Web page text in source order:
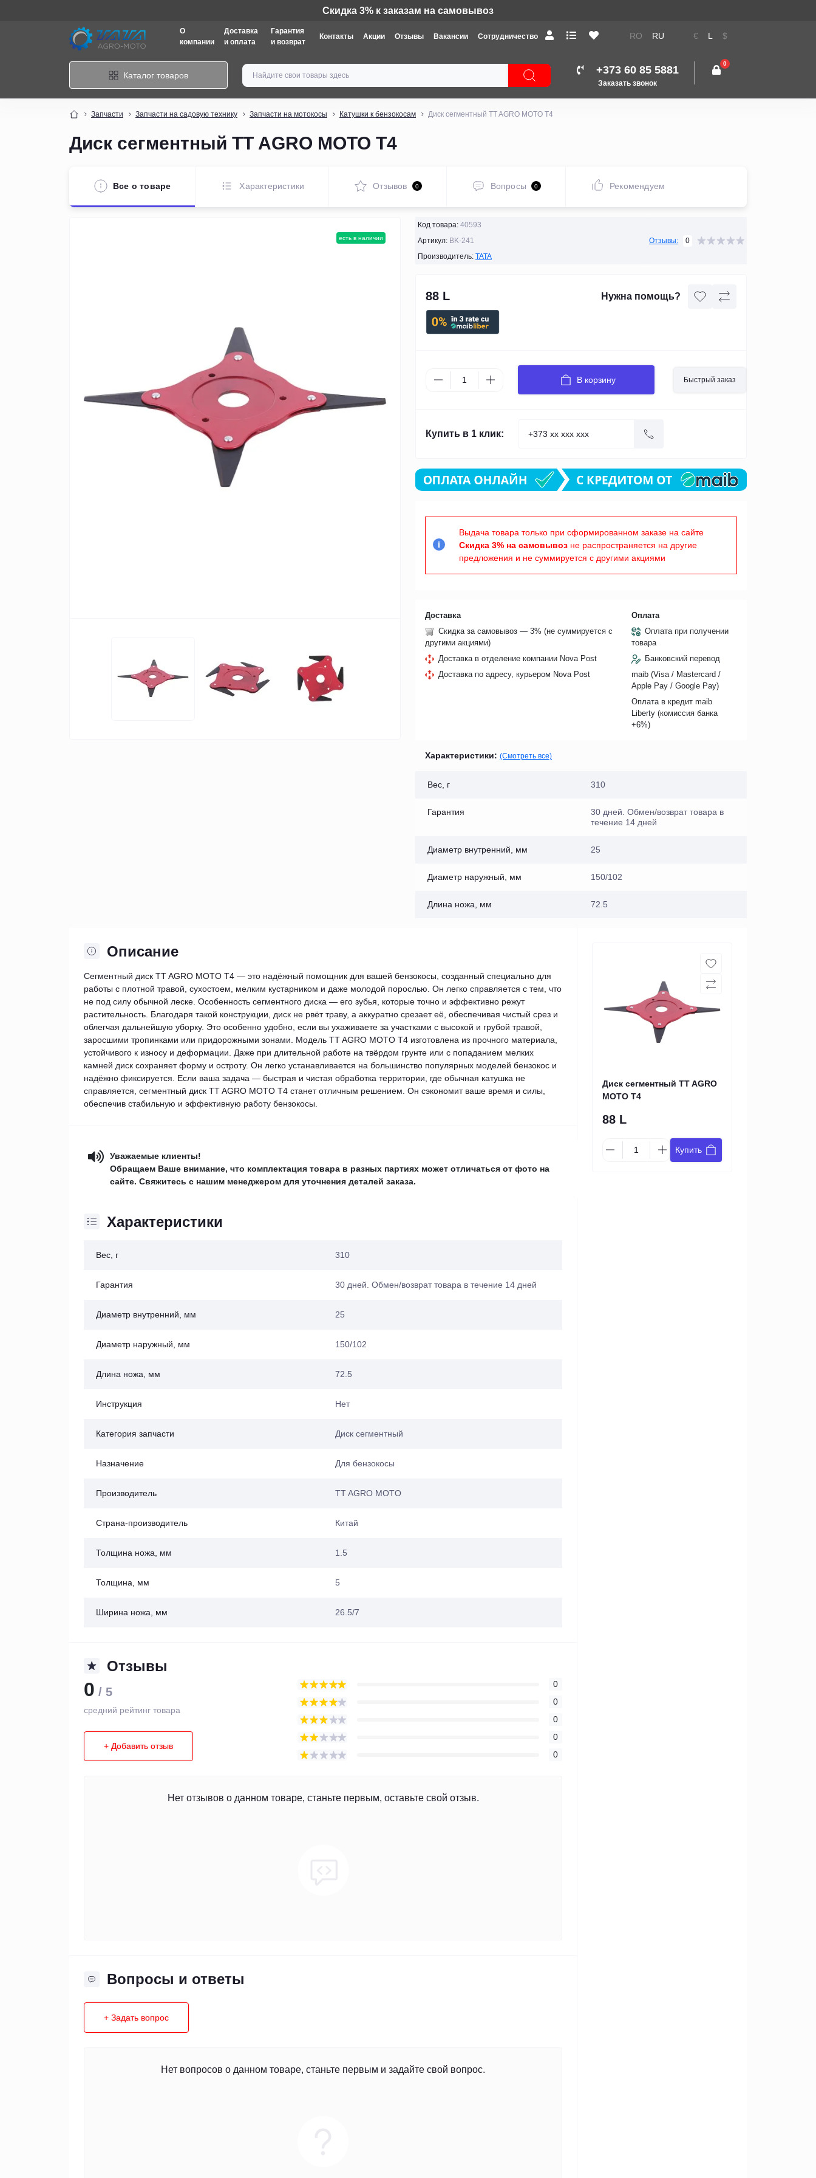
Техника: Бесплатная доставка
О
компании
Доставка
и оплата
Гарантия
и возврат
Контакты Акции Отзывы Вакансии Сотрудничество RO RU € L $
Каталог товаров +373 60 85 5881
Заказать звонок
0
Запчасти Запчасти на садовую технику Запчасти на мотокосы Катушки к бензокосам Диск сегментный TT AGRO MOTO Т4
Диск сегментный TT AGRO MOTO Т4
Все о товаре Характеристики Отзывов 0 Вопросы 0 Рекомендуем
есть в наличии
Код товара: 40593
Артикул: BK-241
Производитель: TATA
Отзывы: 0
88 L Нужна помощь?
В корзину Быстрый заказ
Купить в 1 клик:
i
Выдача товара только при сформированном заказе на сайте
Скидка 3% на самовывозне распространяется на другие
предложения и не суммируется с другими акциями
Доставка
Скидка за самовывоз — 3% (не суммируется с
другими акциями)
Доставка в отделение компании Nova Post
Доставка по адресу, курьером Nova Post
Оплата
Оплата при получении
товара
Банковский перевод
maib (Visa / Mastercard /
Apple Pay / Google Pay)
Оплата в кредит maib
Liberty (комиссия банкa
+6%)
Характеристики: (Смотреть все)
Вес, г 310
Гарантия
30 дней. Обмен/возврат товара в
течение 14 дней
Диаметр внутренний, мм 25
Диаметр наружный, мм 150/102
Длина ножа, мм 72.5
Описание
Сегментный диск TT AGRO MOTO Т4 — это надёжный помощник для вашей бензокосы, созданный специально для
работы с плотной травой, сухостоем, мелким кустарником и даже молодой порослью. Он легко справляется с тем, что
не под силу обычной леске. Особенность сегментного диска — его зубья, которые точно и эффективно режут
растительность. Благодаря такой конструкции, диск не рвёт траву, а аккуратно срезает её, обеспечивая чистый срез и
облегчая дальнейшую уборку. Это особенно удобно, если вы ухаживаете за участками с высокой и грубой травой,
заросшими тропинками или придорожными зонами. Модель TT AGRO MOTO Т4 изготовлена из прочного материала,
устойчивого к износу и деформации. Даже при длительной работе на твёрдом грунте или с попаданием мелких
камней диск сохраняет форму и остроту. Он легко устанавливается на большинство популярных моделей бензокос и
надёжно фиксируется. Если ваша задача — быстрая и чистая обработка территории, где обычная катушка не
справляется, сегментный диск TT AGRO MOTO Т4 станет отличным решением. Он сэкономит ваше время и силы,
обеспечив стабильную и эффективную работу бензокосы.
Уважаемые клиенты!
Обращаем Ваше внимание, что комплектация товара в разных партиях может отличаться от фото на
сайте. Свяжитесь с нашим менеджером для уточнения деталей заказа.
Характеристики
Вес, г 310
Гарантия 30 дней. Обмен/возврат товара в течение 14 дней
Диаметр внутренний, мм 25
Диаметр наружный, мм 150/102
Длина ножа, мм 72.5
Инструкция Нет
Категория запчасти Диск сегментный
Назначение Для бензокосы
Производитель TT AGRO MOTO
Страна-производитель Китай
Толщина ножа, мм 1.5
Толщина, мм 5
Ширина ножа, мм 26.5/7
Отзывы
0 / 5
средний рейтинг товара
+ Добавить отзыв
0
0
0
0
0
Нет отзывов о данном товаре, станьте первым, оставьте свой отзыв.
Вопросы и ответы
+ Задать вопрос
Нет вопросов о данном товаре, станьте первым и задайте свой вопрос.
Диск сегментный TT AGRO
MOTO Т4
88 L
Купить